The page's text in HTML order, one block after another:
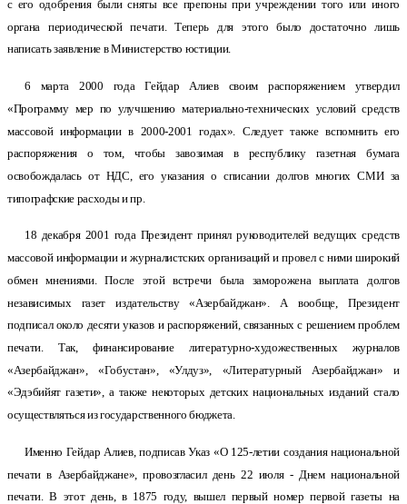
с его одобрения были сняты все препоны при учреждении того или иного
органа периодической печати. Теперь для этого было достаточно лишь
написать заявление в Министерство юстиции.
6 марта 2000 года Гейдар Алиев своим распоряжением утвердил
«Программу мер по улучшению материально-технических условий средств
массовой информации в 2000-2001 годах». Следует также вспомнить его
распоряжения о том, чтобы завозимая в республику газетная бумага
освобождалась от НДС, его указания о списании долгов многих СМИ за
типографские расходы и пр.
18 декабря 2001 года Президент принял руководителей ведущих средств
массовой информации и журналистских организаций и провел с ними широкий
обмен мнениями. После этой встречи была заморожена выплата долгов
независимых газет издательству «Азербайджан». А вообще, Президент
подписал около десяти указов и распоряжений, связанных с решением проблем
печати. Так, финансирование литературно-художественных журналов
«Азербайджан», «Гобустан», «Улдуз», «Литературный Азербайджан» и
«Эдэбийят газети», а также некоторых детских национальных изданий стало
осуществляться из государственного бюджета.
Именно Гейдар Алиев, подписав Указ «О 125-летии создания национальной
печати в Азербайджане», провозгласил день 22 июля - Днем национальной
печати. В этот день, в 1875 году, вышел первый номер первой газеты на